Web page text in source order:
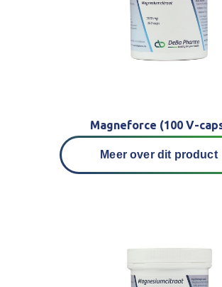
Magneforce (100 V-
Meer over dit product